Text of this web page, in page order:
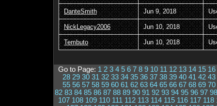
DanteSmith Jun 9, 2018
NickLegacy2006 Jun 10, 2018
Tembuto Jun 10, 2018
Go to Page: 1 2 3 4 5 6 7 8 9 10 11 12 13 14 15 16
28 29 30 31 32 33 34 35 36 37 38 39 40 41 42 43
55 56 57 58 59 60 61 62 63 64 65 66 67 68 69 70
82 83 84 85 86 87 88 89 90 91 92 93 94 95 96 97 98
107 108 109 110 111 112 113 114 115 116 117 118